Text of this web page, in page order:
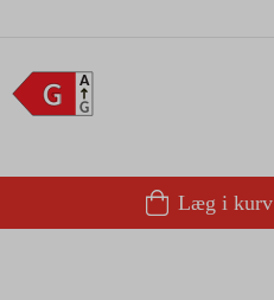
G A
G
Læg i kurv